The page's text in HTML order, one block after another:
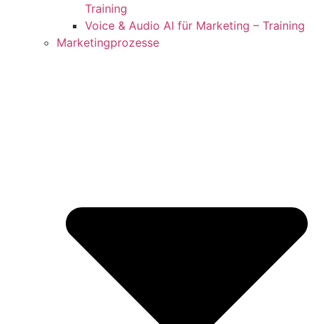
Training
Voice & Audio AI für Marketing – Training
Marketingprozesse